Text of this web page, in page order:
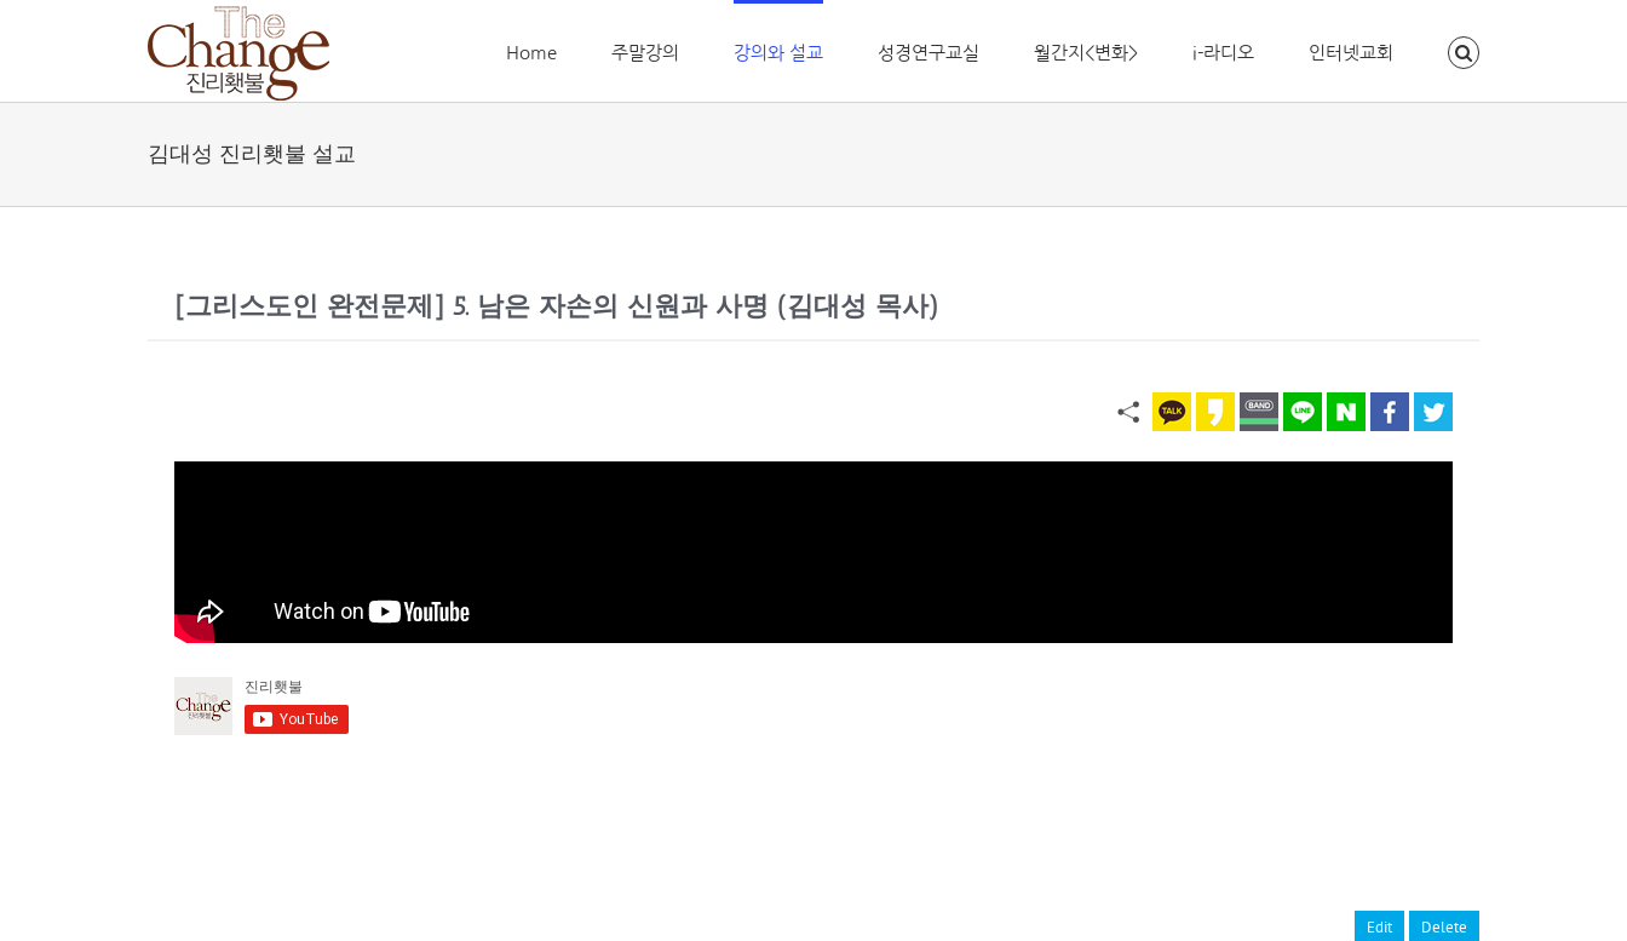
Home 주말강의 강의와 설교 성경연구교실 월간지<변화> i-라디오 인터넷교회
김대성 진리횃불 설교
[그리스도인 완전문제] 5. 남은 자손의 신원과 사명 (김대성 목사)
Edit Delete